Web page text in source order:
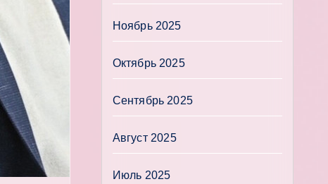
Ноябрь 2025
Октябрь 2025
Сентябрь 2025
Август 2025
Июль 2025